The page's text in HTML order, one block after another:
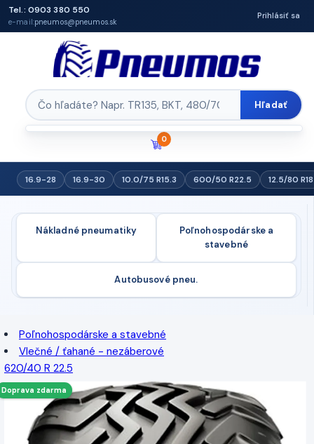
Tel.: 0903 380 550
e-mail:pneumos@pneumos.sk
Prihlásiť sa
Hľadať
0
16.9-28 16.9-30 10.0/75 R15.3 600/50 R22.5 12.5/80 R18
Nákladné pneumatiky
Poľnohospodárske a
stavebné
Autobusové pneu.
Poľnohospodárske a stavebné
Vlečné / ťahané - nezáberové
620/40 R 22.5
Doprava zdarma